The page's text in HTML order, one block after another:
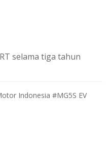
selama tiga tahun
Indonesia #MG5S EV